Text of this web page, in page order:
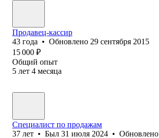
Продавец-кассир
43 года • Обновлено 29 сентября 2015
15 000 ₽
Общий опыт
5 лет 4 месяца
Специалист по продажам
37 лет • Был 31 июля 2024 • Обновлено